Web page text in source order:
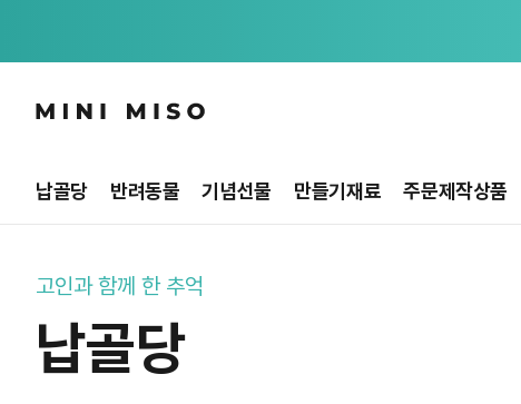
납골당 반려동물 기념선물 만들기재료 주문제작상품
고인과 함께 한 추억
납골당